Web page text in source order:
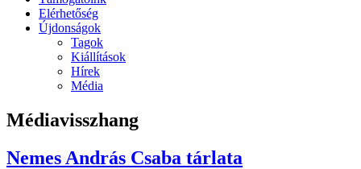
Elérhetőség
Újdonságok
Tagok
Kiállítások
Hírek
Média
Médiavisszhang
Nemes András Csaba tárlata